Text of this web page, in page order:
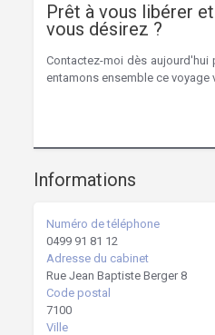
Prêt à vous libérer
vous désirez ?
Contactez-moi dès aujourd'hui
entamons ensemble ce voyage
Informations
Numéro de téléphone
0499 91 81 12
Adresse du cabinet
Rue Jean Baptiste Berger 8
Code postal
7100
Ville